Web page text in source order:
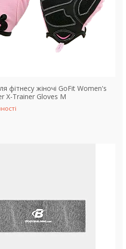
фітнесу жіночі GoFit Women's
X-Trainer Gloves M